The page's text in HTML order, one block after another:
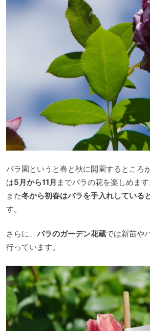
バラ園というと春と秋に開園するところ
は5月から11月 までバラの花を楽しめます
また冬から初春はバラを手入れしている
す。
さらに、 バラのガーデン花蔵では新苗や
行っています。